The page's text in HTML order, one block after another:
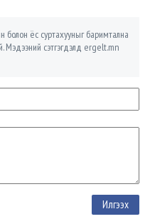
болон ёс суртахууныг баримтална
Мэдээний сэтгэгдэлд ergelt.mn